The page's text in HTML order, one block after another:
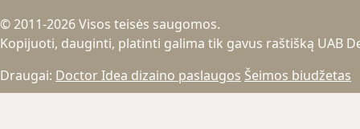
© 2011-2026 Visos teisės saugomos.
Kopijuoti, dauginti, platinti galima tik gavus raštišką UAB
Draugai: Doctor Idea dizaino paslaugos Šeimos biudžetas